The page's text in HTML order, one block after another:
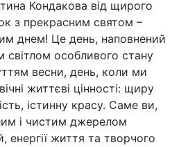
Кондакова від щирого
з прекрасним святом –
днем​​! Це день, наповнений
особливого стану
весни, день, коли ми
життєві цінності: щиру
істинну красу. Саме ви,
і чистим джерелом
енергії життя та творчого